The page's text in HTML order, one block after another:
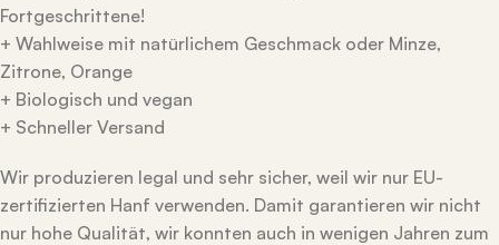
Fortgeschrittene!
+ Wahlweise mit natürlichem Geschmack oder Minze,
Zitrone, Orange
+ Biologisch und vegan
+ Schneller Versand
Wir produzieren legal und sehr sicher, weil wir nur EU-
zertifizierten Hanf verwenden. Damit garantieren wir nicht
nur hohe Qualität, wir konnten auch in wenigen Jahren zum